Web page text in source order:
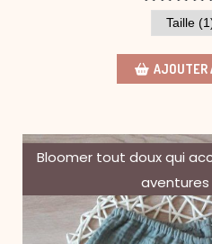
AJOUTER
Bloomer tout doux qui